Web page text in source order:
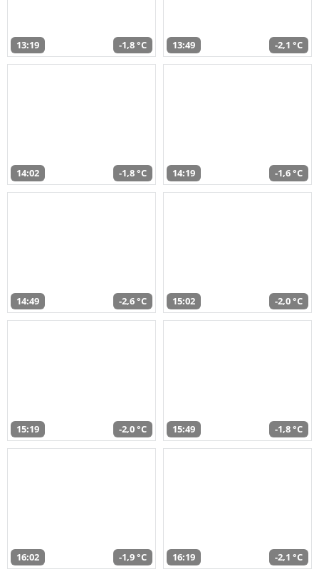
13:19 -1,8 °C 13:49 -2,1 °C
14:02 -1,8 °C 14:19 -1,6 °C
14:49 -2,6 °C 15:02 -2,0 °C
15:19 -2,0 °C 15:49 -1,8 °C
16:02 -1,9 °C 16:19 -2,1 °C